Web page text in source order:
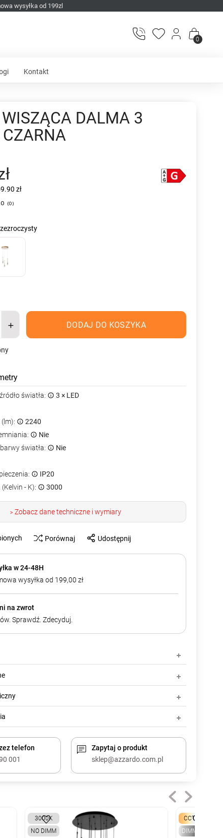
wysyłka od 199zl
0
Kontakt
DALMA 3
CZARNA
zł
(0)
DODAJ DO KOSZYKA
światła:
3 × LED
2240
Nie
światła:
Nie
IP20
- K):
3000
> Zobacz dane techniczne i wymiary
Porównaj Udostępnij
w 24-48H
wysyłka od 199,00 zł
na zwrot
Sprawdź. Zdecyduj.
telefon
001
Zapytaj o produkt
sklep@azzardo.com.pl
3000K
NO DIMM
CCT
DIMM